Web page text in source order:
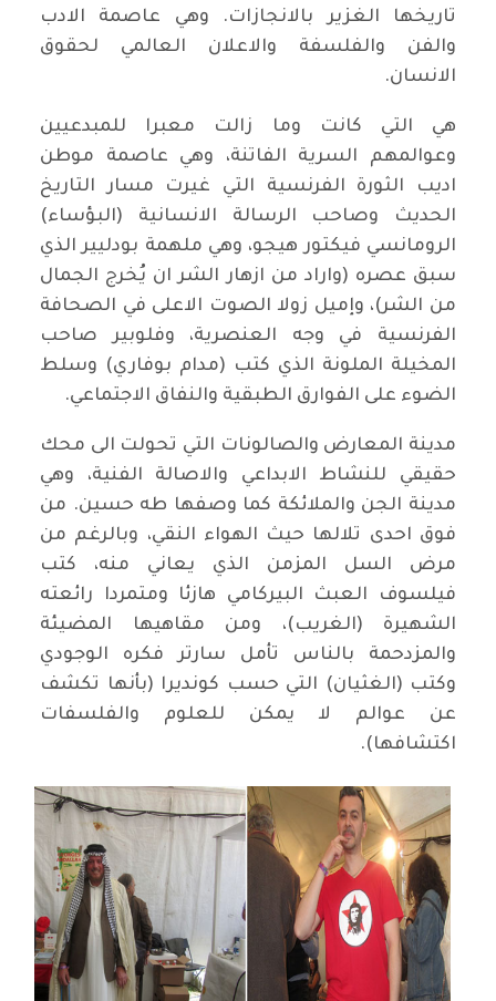
تاريخها الغزير بالانجازات. وهي عاصمة الادب
والفن والفلسفة والاعلان العالمي لحقوق
الانسان.
هي التي كانت وما زالت معبرا للمبدعيين
وعوالمهم السرية الفاتنة، وهي عاصمة موطن
اديب الثورة الفرنسية التي غيرت مسار التاريخ
الحديث وصاحب الرسالة الانسانية (البؤساء)
الرومانسي فيكتور هيجو، وهي ملهمة بودليير الذي
سبق عصره (واراد من ازهار الشر ان يُخرج الجمال
من الشر)، وإميل زولا الصوت الاعلى في الصحافة
الفرنسية في وجه العنصرية، وفلوبير صاحب
المخيلة الملونة الذي كتب (مدام بوفاري) وسلط
الضوء على الفوارق الطبقية والنفاق الاجتماعي.
مدينة المعارض والصالونات التي تحولت الى محك
حقيقي للنشاط الابداعي والاصالة الفنية، وهي
مدينة الجن والملائكة كما وصفها طه حسين. من
فوق احدى تلالها حيث الهواء النقي، وبالرغم من
مرض السل المزمن الذي يعاني منه، كتب
فيلسوف العبث البيركامي هازئا ومتمردا رائعته
الشهيرة (الغريب)، ومن مقاهيها المضيئة
والمزدحمة بالناس تأمل سارتر فكره الوجودي
وكتب (الغثيان) التي حسب كونديرا (بأنها تكشف
عن عوالم لا يمكن للعلوم والفلسفات
اكتشافها).